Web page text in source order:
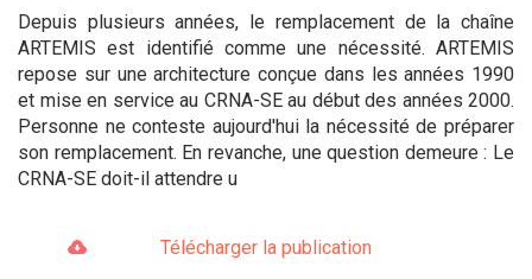
Depuis plusieurs années, le remplacement de la chaîne
ARTEMIS est identifié comme une nécessité. ARTEMIS
repose sur une architecture conçue dans les années 1990
et mise en service au CRNA-SE au début des années 2000.
Personne ne conteste aujourd'hui la nécessité de préparer
son remplacement. En revanche, une question demeure : Le
CRNA-SE doit-il attendre u
Télécharger la publication